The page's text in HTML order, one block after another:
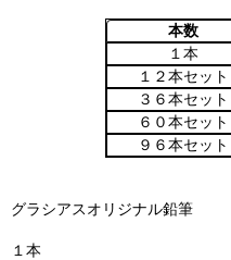
本数
１本
１２本セ
３６本セ
６０本セ
９６本セ
グラシアスオリジナル鉛筆
１本